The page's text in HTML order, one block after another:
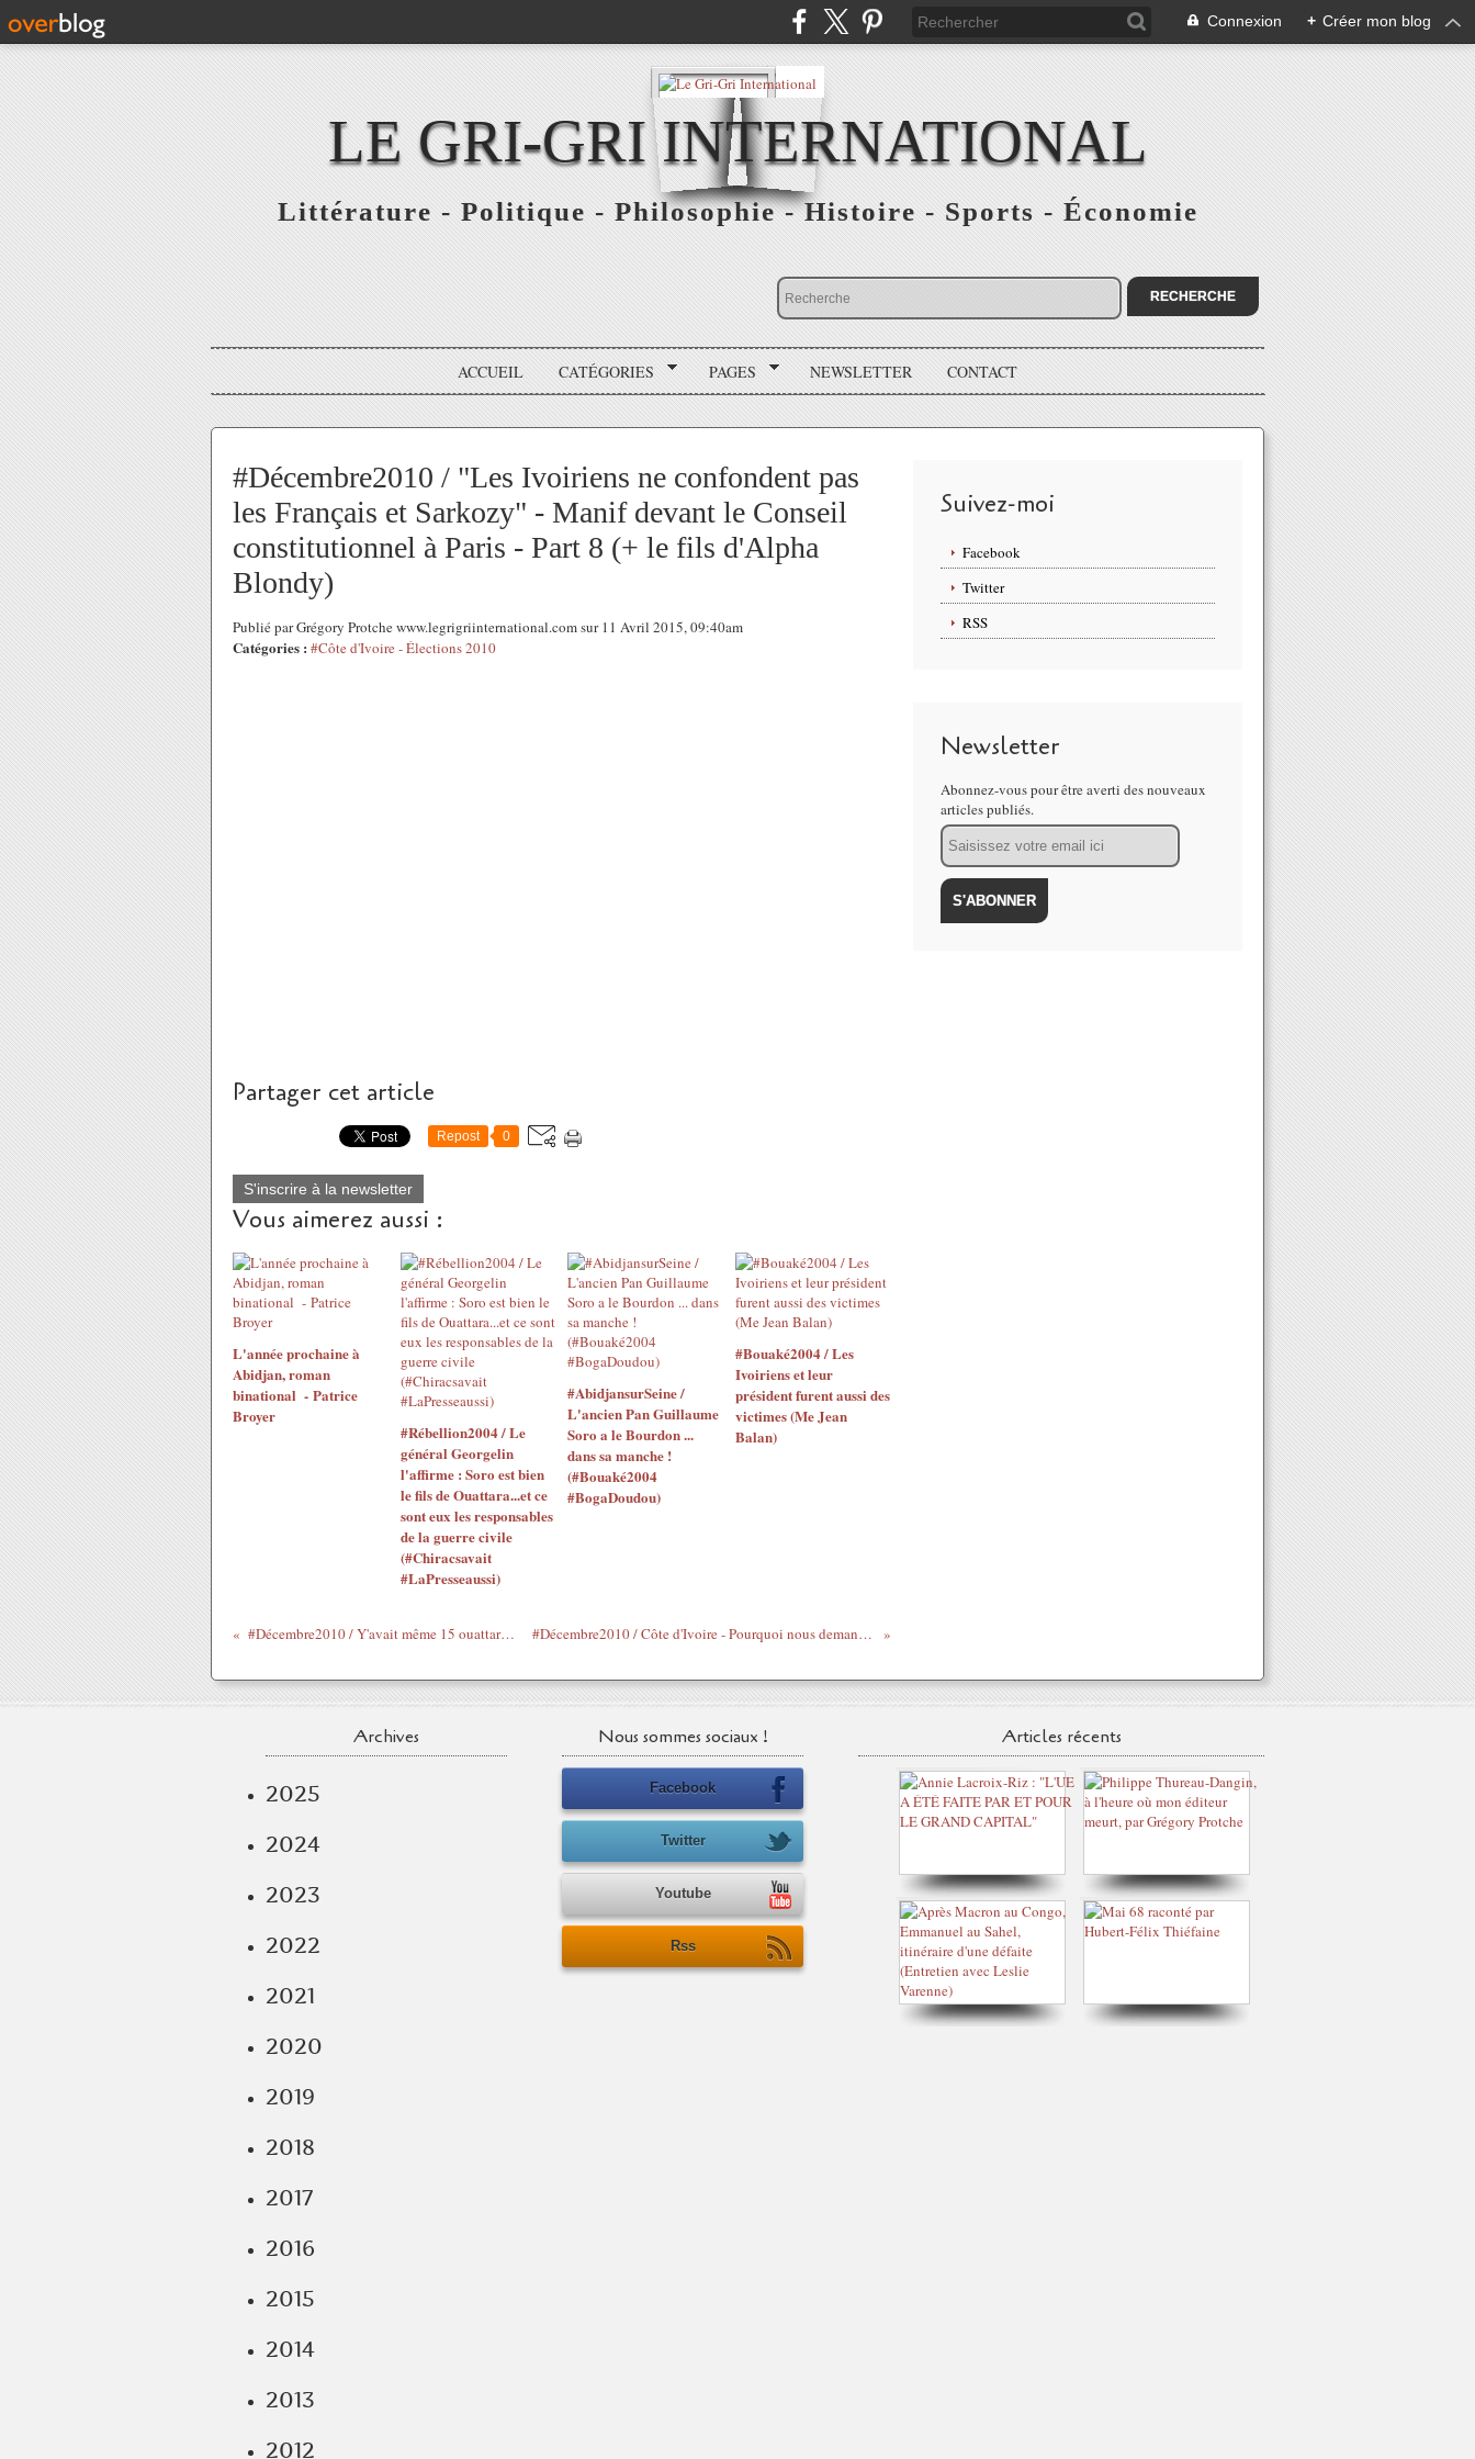
Connexion + Créer mon blog
LE GRI-GRI INTERNATIONAL
Littérature - Politique - Philosophie - Histoire - Sports - Économie
ACCUEIL CATÉGORIES PAGES NEWSLETTER CONTACT
#Décembre2010 / "Les Ivoiriens ne confondent pas
les Français et Sarkozy" - Manif devant le Conseil
constitutionnel à Paris - Part 8 (+ le fils d'Alpha
Blondy)
Publié par Grégory Protche www.legrigriinternational.com sur 11 Avril 2015, 09:40am
Catégories : #Côte d'Ivoire - Élections 2010
Partager cet article
Repost 0
S'inscrire à la newsletter
Vous aimerez aussi :
L'année prochaine à
Abidjan, roman
binational - Patrice
Broyer
#Rébellion2004 / Le
général Georgelin
l'affirme : Soro est bien
le fils de Ouattara...et ce
sont eux les responsables
de la guerre civile
(#Chiracsavait
#LaPresseaussi)
#AbidjansurSeine /
L'ancien Pan Guillaume
Soro a le Bourdon ...
dans sa manche !
(#Bouaké2004
#BogaDoudou)
#Bouaké2004 / Les
Ivoiriens et leur
président furent aussi des
victimes (Me Jean
Balan)
#Décembre2010 / Y'avait même 15 ouattaristes amers devant le Conseil constitutionnel à Paris - part 9 #Décembre2010 / Côte d'Ivoire - Pourquoi nous demander d'aller voter ? - Manif devant le Conseil constitutionnel à Paris - part 7
Suivez-moi
Facebook
Twitter
RSS
Newsletter
Abonnez-vous pour être averti des nouveaux
articles publiés.
Email
Archives
2025
2024
2023
2022
2021
2020
2019
2018
2017
2016
2015
2014
2013
2012
Nous sommes sociaux !
Facebook
Twitter
Youtube
Rss
Articles récents